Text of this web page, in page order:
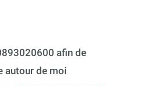
afin de
autour de moi